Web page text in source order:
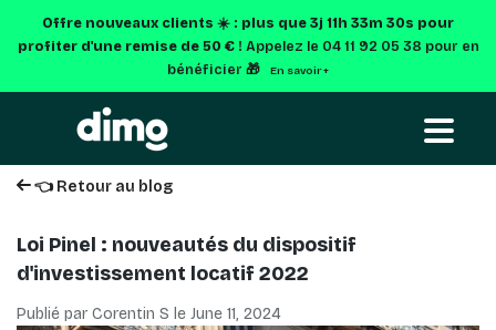
Offre nouveaux clients ☀️ : plus que 3j 11h 33m 29s pour
profiter d'une remise de 50 € ! Appelez le 04 11 92 05 38 pour en
bénéficier 🎁
En savoir +
👈 Retour au blog
Loi Pinel : nouveautés du dispositif
d'investissement locatif 2022
Publié par Corentin S le June 11, 2024